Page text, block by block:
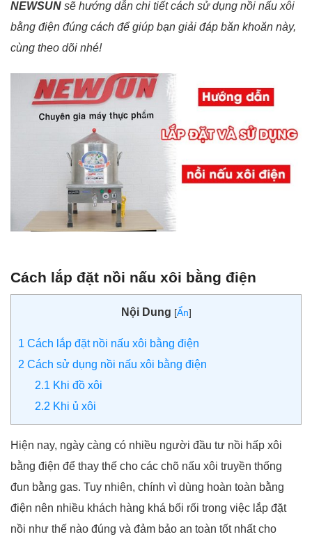
NEWSUN sẽ hướng dẫn chi tiết cách sử dụng nồi nấu xôi
bằng điện đúng cách để giúp bạn giải đáp băn khoăn này,
cùng theo dõi nhé!
Cách lắp đặt nồi nấu xôi bằng điện
Nội Dung [Ẩn]
1 Cách lắp đặt nồi nấu xôi bằng điện
2 Cách sử dụng nồi nấu xôi bằng điện
2.1 Khi đồ xôi
2.2 Khi ủ xôi
Hiện nay, ngày càng có nhiều người đầu tư nồi hấp xôi
bằng điện để thay thế cho các chõ nấu xôi truyền thống
đun bằng gas. Tuy nhiên, chính vì dùng hoàn toàn bằng
điện nên nhiều khách hàng khá bối rối trong việc lắp đặt
nồi như thế nào đúng và đảm bảo an toàn tốt nhất cho